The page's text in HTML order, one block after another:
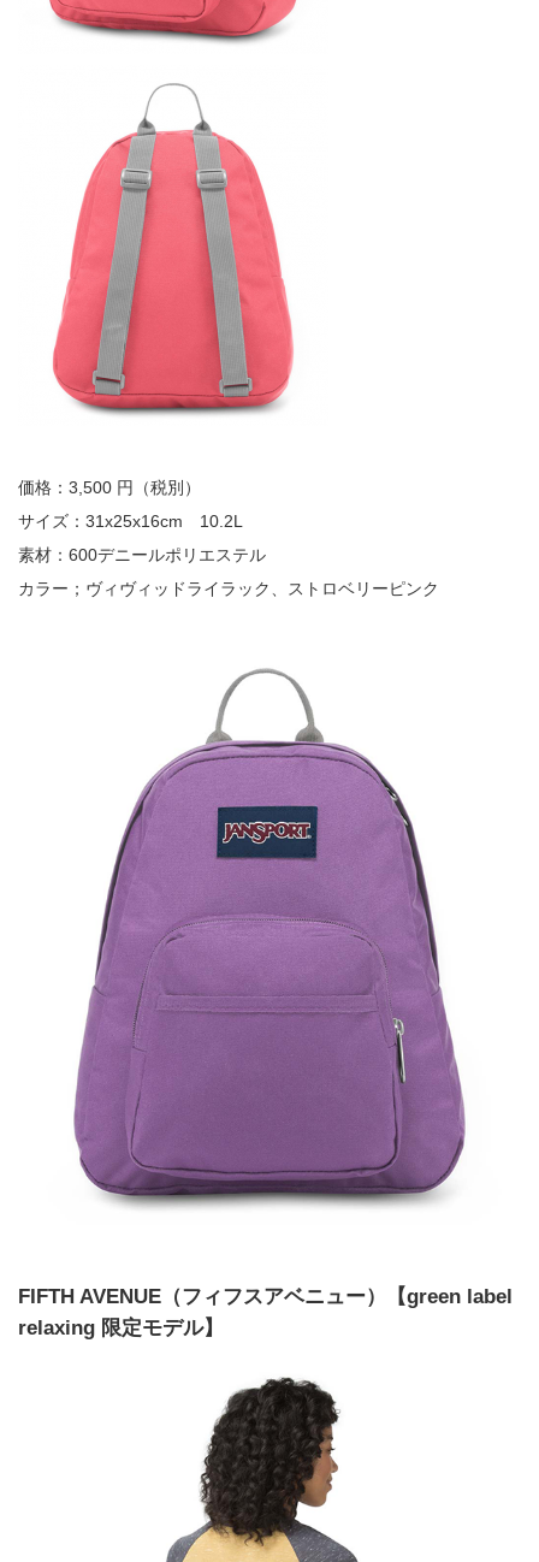
価格：3,500 円（税別）
サイズ：31x25x16cm 10.2L
素材：600デニールポリエステル
カラー；ヴィヴィッドライラック、ストロベリーピンク
FIFTH AVENUE（フィフスアベニュー）【green label
relaxing 限定モデル】